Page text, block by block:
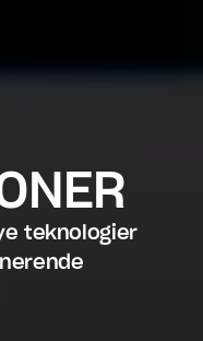
teknologier